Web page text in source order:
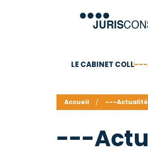
LE CABINET COLL---
Accueil ---
---